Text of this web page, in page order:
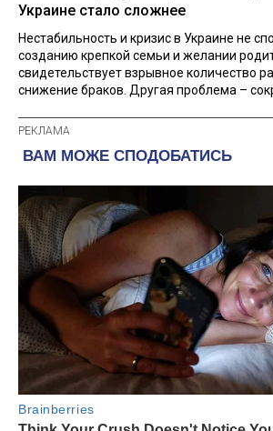
Украине стало сложнее
Нестабильность и кризис в Украине не
созданию крепкой семьи и желании
свидетельствует взрывное количество
снижение браков. Другая проблема –